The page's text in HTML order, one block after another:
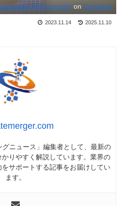
Photography on Unsplash
2023.11.14 2025.11.10
グニュース」編集者として、最新の
かりやすく解説しています。業界の
サポートする記事をお届けしてい
ます。